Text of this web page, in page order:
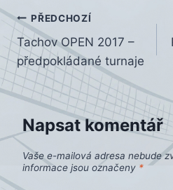
Navigace
pro
příspěvek
PŘEDCHOZÍ
Tachov OPEN 2017 –
předpokládané turnaje
Napsat komentář
Vaše e-mailová adresa nebude
informace jsou označeny *